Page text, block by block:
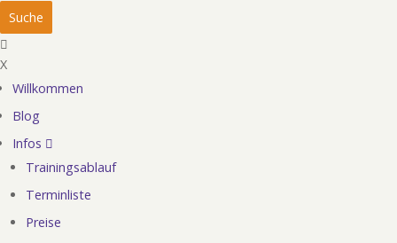
X
Hauptnavigation
Willkommen
Blog
Infos
Trainingsablauf
Terminliste
Preise